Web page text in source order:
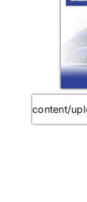
content/